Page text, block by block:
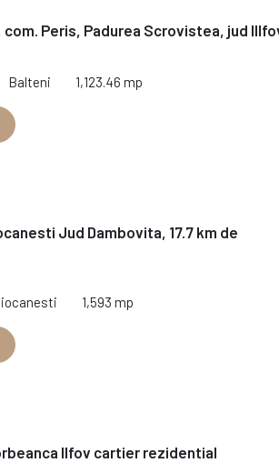
com. Peris, Padurea Scrovistea, jud
Balteni 1,123.46 mp
Jud Dambovita, 17.7 km de
1,593 mp
Ilfov cartier rezidential